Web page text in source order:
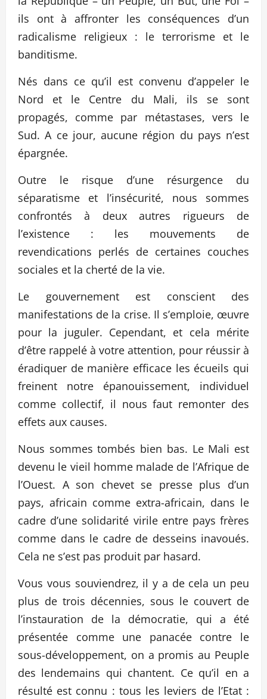
ils ont à affronter les conséquences d’un
radicalisme religieux : le terrorisme et le
banditisme.
Nés dans ce qu’il est convenu d’appeler le
Nord et le Centre du Mali, ils se sont
propagés, comme par métastases, vers le
Sud. A ce jour, aucune région du pays n’est
épargnée.
Outre le risque d’une résurgence du
séparatisme et l’insécurité, nous sommes
confrontés à deux autres rigueurs de
l’existence : les mouvements de
revendications perlés de certaines couches
sociales et la cherté de la vie.
Le gouvernement est conscient des
manifestations de la crise. Il s’emploie, œuvre
pour la juguler. Cependant, et cela mérite
d’être rappelé à votre attention, pour réussir à
éradiquer de manière efficace les écueils qui
freinent notre épanouissement, individuel
comme collectif, il nous faut remonter des
effets aux causes.
Nous sommes tombés bien bas. Le Mali est
devenu le vieil homme malade de l’Afrique de
l’Ouest. A son chevet se presse plus d’un
pays, africain comme extra-africain, dans le
cadre d’une solidarité virile entre pays frères
comme dans le cadre de desseins inavoués.
Cela ne s’est pas produit par hasard.
Vous vous souviendrez, il y a de cela un peu
plus de trois décennies, sous le couvert de
l’instauration de la démocratie, qui a été
présentée comme une panacée contre le
sous-développement, on a promis au Peuple
des lendemains qui chantent. Ce qu’il en a
résulté est connu : tous les leviers de l’Etat :